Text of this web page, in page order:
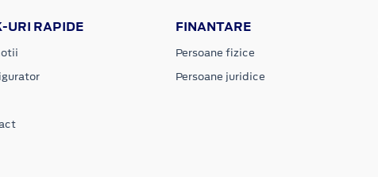
URI RAPIDE FINANTARE
Persoane fizice
Persoane juridice